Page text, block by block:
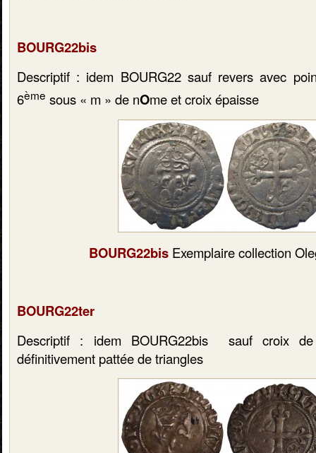
BOURG22bis
Descriptif : idem BOURG22 sauf revers avec
6ème sous « m » de nOme et croix épaisse
BOURG22bis Exemplaire collection
BOURG22ter
Descriptif : idem BOURG22bis sauf croix
définitivement pattée de triangles